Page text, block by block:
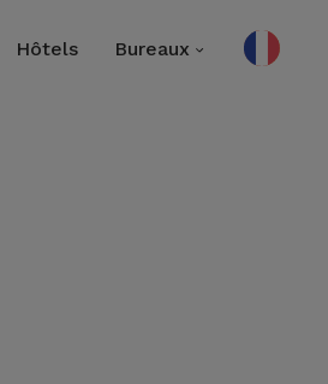
Hôtels Bureaux